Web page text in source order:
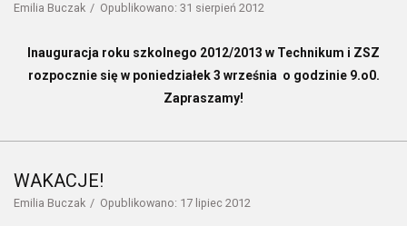
Emilia Buczak Opublikowano: 31 sierpień 2012
Inauguracja roku szkolnego 2012/2013 w Technikum i ZSZ
rozpocznie się w poniedziałek 3 września o godzinie 9.o0.
Zapraszamy!
WAKACJE!
Emilia Buczak Opublikowano: 17 lipiec 2012